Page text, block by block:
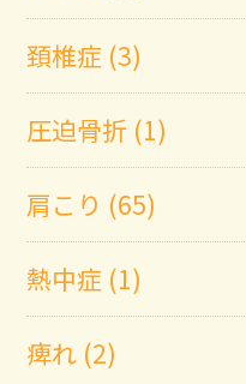
頚椎症 (3)
圧迫骨折 (1)
肩こり (65)
熱中症 (1)
痺れ (2)